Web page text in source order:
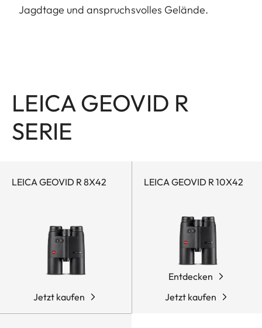
Jagdtage und anspruchsvolles Gelände.
LEICA GEOVID R
SERIE
LEICA GEOVID R 8X42
Jetzt kaufen
LEICA GEOVID R 10X42
Entdecken
Jetzt kaufen